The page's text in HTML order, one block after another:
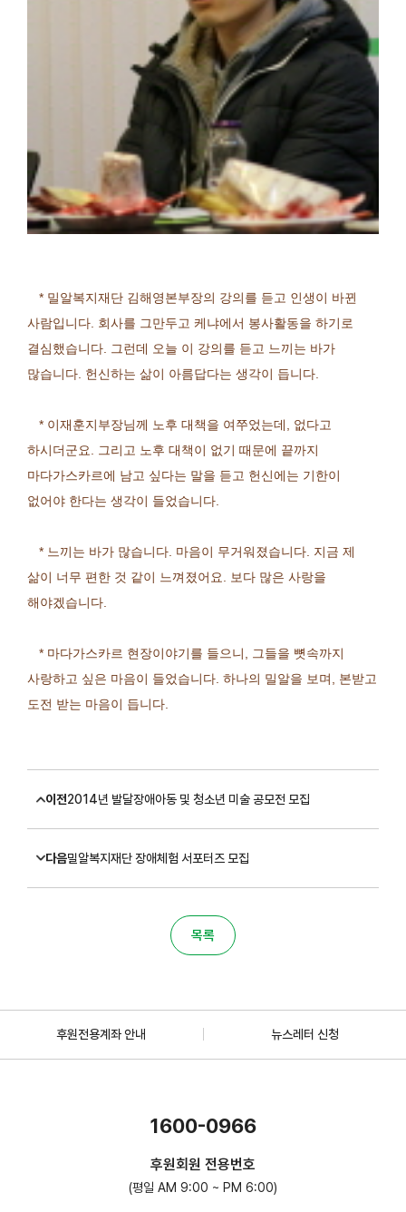
* 밀알복지재단 김해영본부장의 강의를 듣고 인생이 바뀐
사람입니다 회사를 그만두고 케냐에서 봉사활동을 하기로
결심했습니다
그런데 오늘 이 강의를 듣고 느끼는 바가
많습니다 헌신하는 삶이 아름답다는 생각이 듭니다
* 이재훈지부장님께 노후 대책을 여쭈었는데
없다고
하시더군요
그리고 노후 대책이 없기 때문에 끝까지
마다가스카르에 남고 싶다는 말을 듣고 헌신에는 기한이
없어야 한다는 생각이 들었습니다
* 느끼는 바가 많습니다 마음이 무거워졌습니다 지금 제
삶이 너무 편한 것 같이 느껴졌어요
보다 많은 사랑을
해야겠습니다
* 마다가스카르 현장이야기를 들으니
그들을 뼛속까지
사랑하고 싶은 마음이 들었습니다 하나의 밀알을 보며
본받고
도전 받는 마음이 듭니다
이전2014년 발달장애아동 및 청소년 미술 공모전 모집
다음밀알복지재단 장애체험 서포터즈 모집
목록
후원전용계좌 안내 뉴스레터 신청
1600-0966
후원회원 전용번호
(평일 AM 9:00 ~ PM 6:00)